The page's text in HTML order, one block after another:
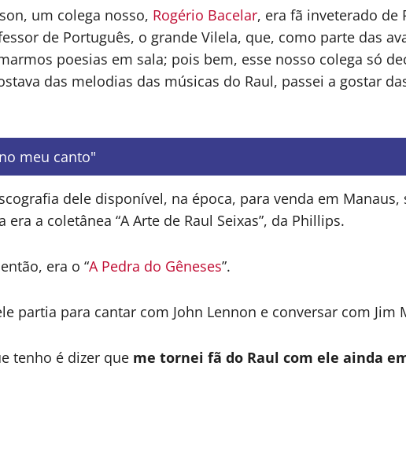
um colega nosso, Rogério Bacelar, era fã inveterado de
de Português, o grande Vilela, que, como parte das
poesias em sala; pois bem, esse nosso colega só
das melodias das músicas do Raul, passei a gostar
meu canto"
dele disponível, na época, para venda em Manaus,
a coletânea “A Arte de Raul Seixas”, da Phillips.
era o “A Pedra do Gêneses”.
partia para cantar com John Lennon e conversar com Jim
tenho é dizer que me tornei fã do Raul com ele ainda